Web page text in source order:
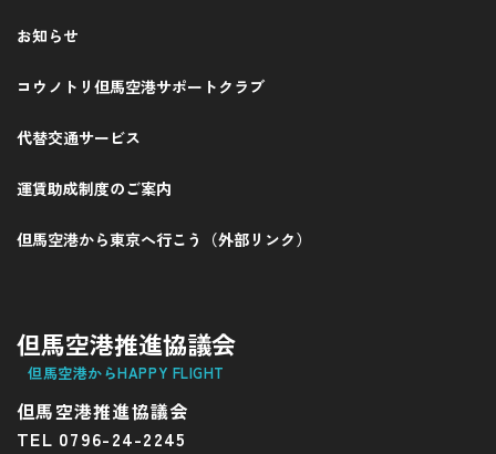
但馬空港推進協議会
但馬空港からHAPPY FLIGHT
但馬空港推進協議会
TEL 0796-24-2245
お知らせ
コウノトリ但馬空港サポートクラブ
代替交通サービス
運賃助成制度のご案内
但馬空港から東京へ行こう（外部リンク）